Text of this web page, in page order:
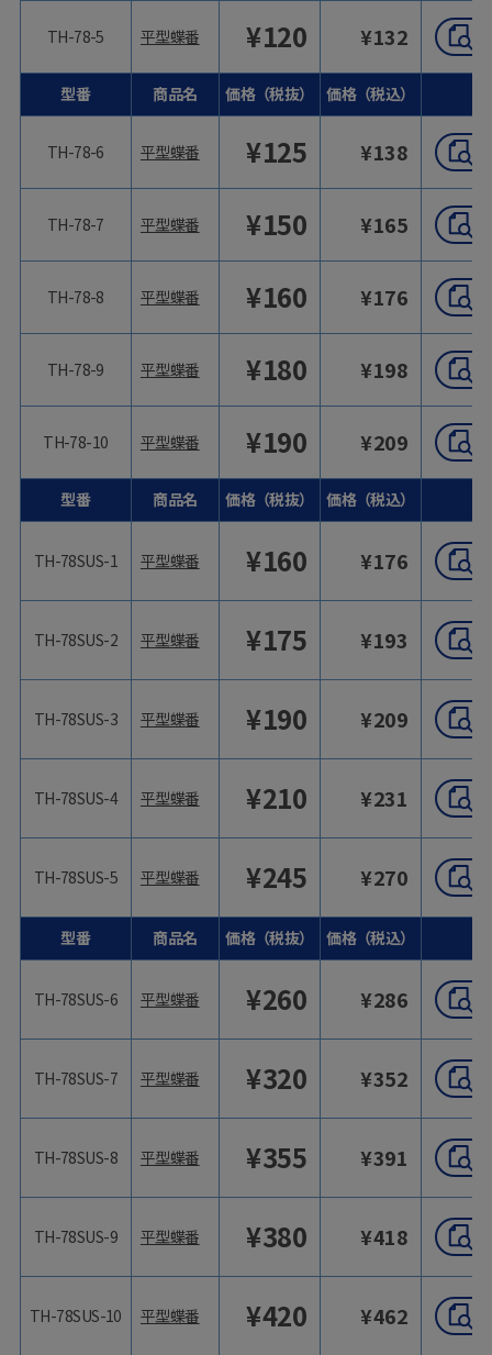
TH-78-5
型番
TH-78-6
TH-78-7
TH-78-8
TH-78-9
TH-78-10
型番
TH-78SUS-1
TH-78SUS-2
TH-78SUS-3
TH-78SUS-4
TH-78SUS-5
型番
TH-78SUS-6
TH-78SUS-7
TH-78SUS-8
TH-78SUS-9
TH-78SUS-10
平型蝶番 ¥120 ¥132
商品名 価格（税抜） 価格（税込）
平型蝶番 ¥125 ¥138
平型蝶番 ¥150 ¥165
平型蝶番 ¥160 ¥176
平型蝶番 ¥180 ¥198
平型蝶番 ¥190 ¥209
商品名 価格（税抜） 価格（税込）
平型蝶番 ¥160 ¥176
平型蝶番 ¥175 ¥193
平型蝶番 ¥190 ¥209
平型蝶番 ¥210 ¥231
平型蝶番 ¥245 ¥270
商品名 価格（税抜） 価格（税込）
平型蝶番 ¥260 ¥286
平型蝶番 ¥320 ¥352
平型蝶番 ¥355 ¥391
平型蝶番 ¥380 ¥418
平型蝶番 ¥420 ¥462